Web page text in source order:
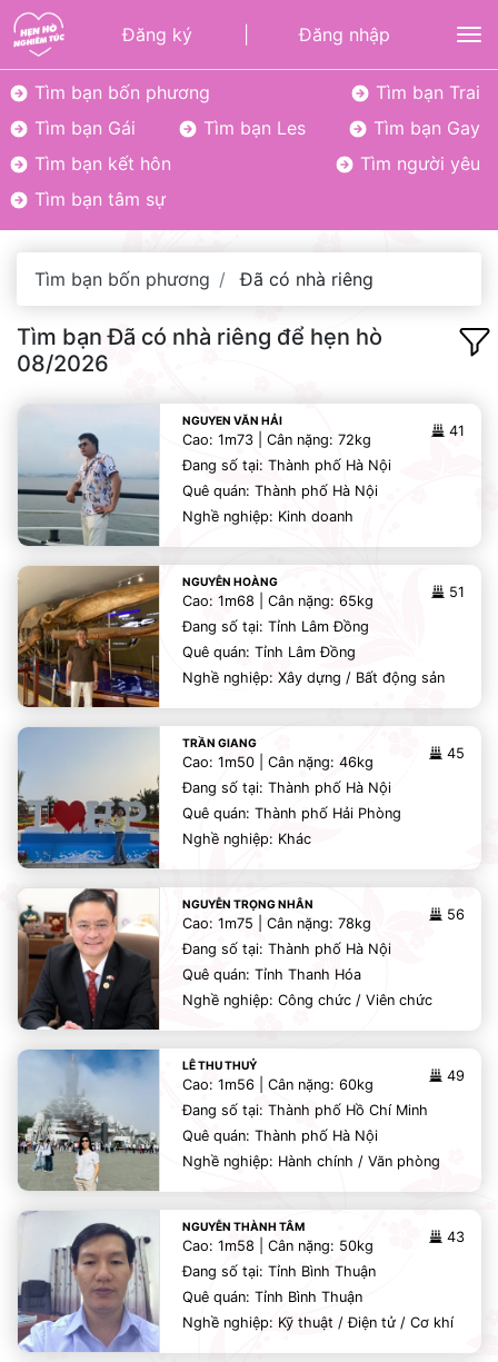
Đăng ký Đăng nhập
Tìm bạn bốn phương
Tìm bạn Trai
Tìm bạn Gái
Tìm bạn Les
Tìm bạn Gay
Tìm bạn kết hôn
Tìm người yêu
Tìm bạn tâm sự
Tìm bạn bốn phương Đã có nhà riêng
Tìm bạn Đã có nhà riêng để hẹn hò
08/2026
NGUYEN VĂN HẢI
41
Cao: 1m73 | Cân nặng: 72kg
Đang số tại: Thành phố Hà Nội
Quê quán: Thành phố Hà Nội
Nghề nghiệp: Kinh doanh
NGUYỄN HOÀNG
51
Cao: 1m68 | Cân nặng: 65kg
Đang số tại: Tỉnh Lâm Đồng
Quê quán: Tỉnh Lâm Đồng
Nghề nghiệp: Xây dựng / Bất động sản
TRẦN GIANG
45
Cao: 1m50 | Cân nặng: 46kg
Đang số tại: Thành phố Hà Nội
Quê quán: Thành phố Hải Phòng
Nghề nghiệp: Khác
NGUYỄN TRỌNG NHÂN
56
Cao: 1m75 | Cân nặng: 78kg
Đang số tại: Thành phố Hà Nội
Quê quán: Tỉnh Thanh Hóa
Nghề nghiệp: Công chức / Viên chức
LÊ THU THUỶ
49
Cao: 1m56 | Cân nặng: 60kg
Đang số tại: Thành phố Hồ Chí Minh
Quê quán: Thành phố Hà Nội
Nghề nghiệp: Hành chính / Văn phòng
NGUYỄN THÀNH TÂM
43
Cao: 1m58 | Cân nặng: 50kg
Đang số tại: Tỉnh Bình Thuận
Quê quán: Tỉnh Bình Thuận
Nghề nghiệp: Kỹ thuật / Điện tử / Cơ khí